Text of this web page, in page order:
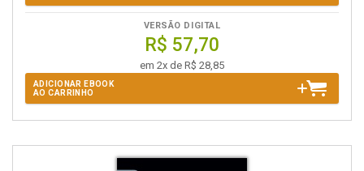
VERSÃO DIGITAL
R$ 57,70
em 2x de R$ 28,85
ADICIONAR EBOOK
AO CARRINHO